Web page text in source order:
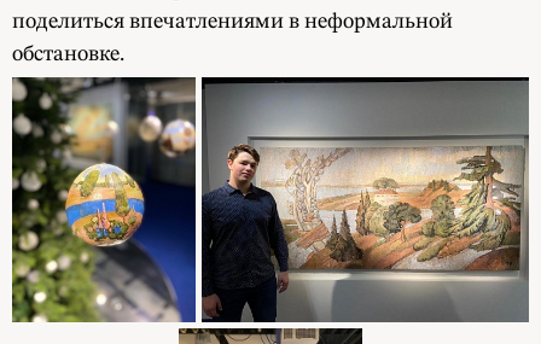
поделиться впечатлениями в неформальной
обстановке.